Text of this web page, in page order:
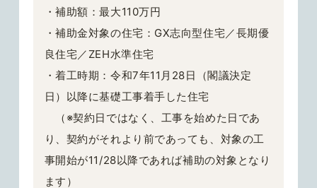
・補助額：最大110万円
・補助金対象の住宅： GX志向型住宅／長期優
良住宅／ZEH水準住宅
・着工時期： 令和7年11月28日（閣議決定
日）以降に基礎工事着手した住宅
（ ※契約日ではなく、工事を始めた日であ
り、契約がそれより前であっても、対象の工
事開始が11/28以降であれば補助の対象となり
ます）